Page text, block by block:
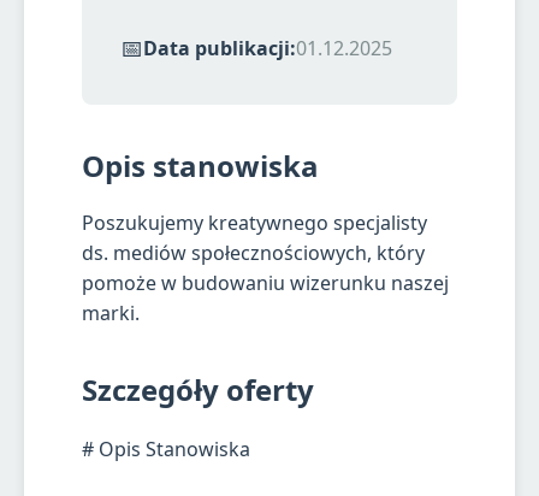
📅Data publikacji:01.12.2025
Opis stanowiska
Poszukujemy kreatywnego specjalisty
ds. mediów społecznościowych, który
pomoże w budowaniu wizerunku naszej
marki.
Szczegóły oferty
# Opis Stanowiska